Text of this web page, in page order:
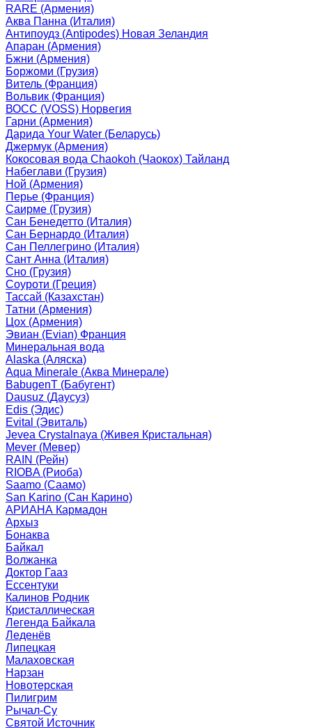
RARE (Армения)
Аква Панна (Италия)
Антипоудз (Antipodes) Новая Зеландия
Апаран (Армения)
Бжни (Армения)
Боржоми (Грузия)
Витель (Франция)
Вольвик (Франция)
ВОСС (VOSS) Норвегия
Гарни (Армения)
Дарида Your Water (Беларусь)
Джермук (Армения)
Кокосовая вода Chaokoh (Чаокох) Тайланд
Набеглави (Грузия)
Ной (Армения)
Перье (Франция)
Саирме (Грузия)
Сан Бенедетто (Италия)
Сан Бернардо (Италия)
Сан Пеллегрино (Италия)
Сант Анна (Италия)
Сно (Грузия)
Соуроти (Греция)
Тассай (Казахстан)
Татни (Армения)
Цох (Армения)
Эвиан (Evian) Франция
Минеральная вода
Alaska (Аляска)
Aqua Minerale (Аква Минерале)
BabugenT (Бабугент)
Dausuz (Даусуз)
Edis (Эдис)
Evital (Эвиталь)
Jevea Crystalnaya (Живея Кристальная)
Mever (Мевер)
RAIN (Рейн)
RIOBA (Риоба)
Saamo (Саамо)
San Karino (Сан Карино)
АРИАНА Кармадон
Архыз
Бонаква
Байкал
Волжанка
Доктор Гааз
Ессентуки
Калинов Родник
Кристаллическая
Легенда Байкала
Леденёв
Липецкая
Малаховская
Нарзан
Новотерская
Пилигрим
Рычал-Су
Святой Источник